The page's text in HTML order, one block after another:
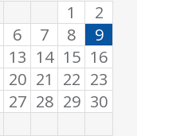
1
2
6 7 8
9
13 14 15 16
20 21 22 23
27 28 29 30